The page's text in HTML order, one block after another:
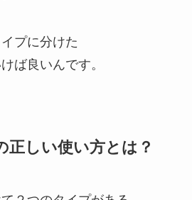
プに分けた
ば良いんです。
正しい使い方とは？